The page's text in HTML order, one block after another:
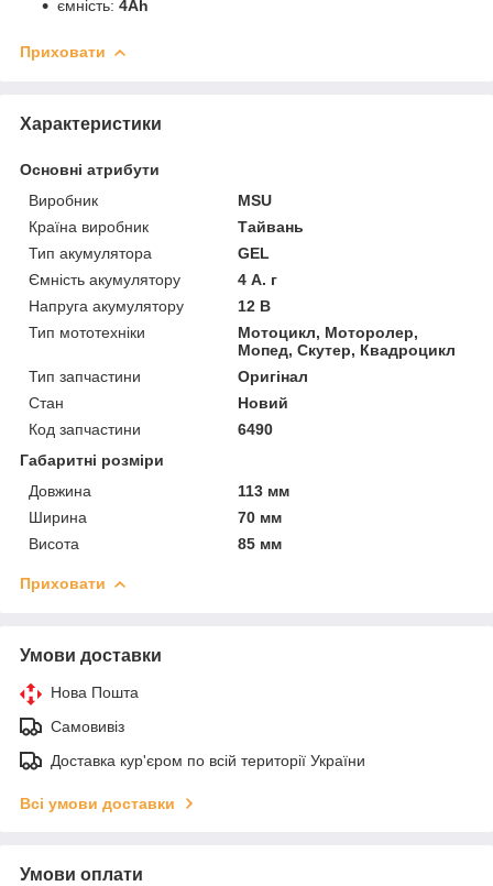
ємність: 4Ah
Приховати
Характеристики
Основні атрибути
Виробник
MSU
Країна виробник
Тайвань
Тип акумулятора
GEL
Ємність акумулятору
4 А. г
Напруга акумулятору
12 В
Тип мототехніки
Мотоцикл, Моторолер,
Мопед, Скутер, Квадроцикл
Тип запчастини
Оригінал
Стан
Новий
Код запчастини
6490
Габаритні розміри
Довжина
113 мм
Ширина
70 мм
Висота
85 мм
Приховати
Умови доставки
Нова Пошта
Самовивіз
Доставка кур'єром по всій території України
Всі умови доставки
Умови оплати